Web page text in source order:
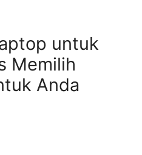
untuk
Memilih
Anda